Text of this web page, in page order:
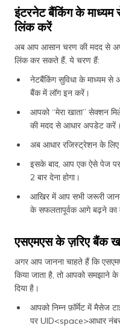
इंटरनेट बैंकिंग के
लिंक करें
अब आप आसान चरण की मदद से
लिंक कर सकते हैं, ये चरण हैं:
नेटबैंकिंग सुविधा के माध्यम से
बैंक में लॉग इन करें।
आपको “मेरा खाता” सेक्शन
की मदद से आधार अपडेट करें
अब आधार रजिस्ट्रेशन के लिए
इसके बाद, आप एक ऐसे पेज
2 बार देना होगा।
आखिर में आप सभी जरूरी
के सफलतापूर्वक आगे बढ़ने का
एसएमएस के ज़रिए बैंक
अगर आप जानना चाहते हैं कि
किया जाता है, तो आपको समझाने
दिया है।
आपको निम्न फ़ॉर्मेट में मैसेज
पर UID<space>आधार